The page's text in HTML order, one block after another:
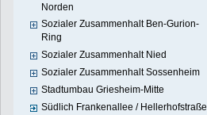
Norden
Sozialer Zusammenhalt Ben-Gurion-
Ring
Sozialer Zusammenhalt Nied
Sozialer Zusammenhalt Sossenheim
Stadtumbau Griesheim-Mitte
Südlich Frankenallee / Hellerhofstraße